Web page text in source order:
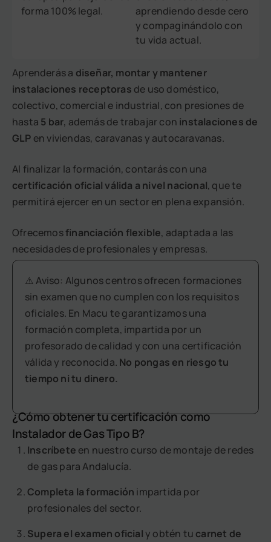
forma 100% legal.
aprendiendo desde cero
y compaginándolo con
tu vida actual.
Aprenderás a diseñar, montar y mantener
instalaciones receptoras de uso doméstico,
colectivo, comercial e industrial, con presiones de
hasta 5 bar, además de trabajar con instalaciones de
GLP en viviendas, caravanas y autocaravanas.
Al finalizar la formación, contarás con una
certificación oficial válida a nivel nacional, que te
permitirá ejercer en un sector en plena expansión.
Ofrecemosfinanciación flexible, adaptada a las
necesidades de profesionales y empresas.
⚠️ Aviso: Algunos centros ofrecen formaciones
sin examen que no cumplen con los requisitos
oficiales. En Macu te garantizamos una
formación completa, impartida por un
profesorado de calidad y con una certificación
válida y reconocida. No pongas en riesgo tu
tiempo ni tu dinero.
¿Cómo obtener tu certificación como
Instalador de Gas Tipo B?
Inscríbete en nuestro curso de montaje de redes
de gas para Andalucía.
Completa la formación impartida por
profesionales del sector.
Supera el examen oficial y obtén tu carnet de